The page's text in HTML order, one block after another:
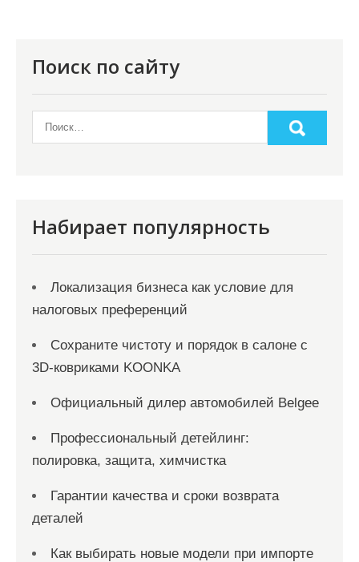
Поиск по сайту
Набирает популярность
Локализация бизнеса как условие для
налоговых преференций
Сохраните чистоту и порядок в салоне с
3D-ковриками KOONKA
Официальный дилер автомобилей Belgee
Профессиональный детейлинг:
полировка, защита, химчистка
Гарантии качества и сроки возврата
деталей
Как выбирать новые модели при импорте